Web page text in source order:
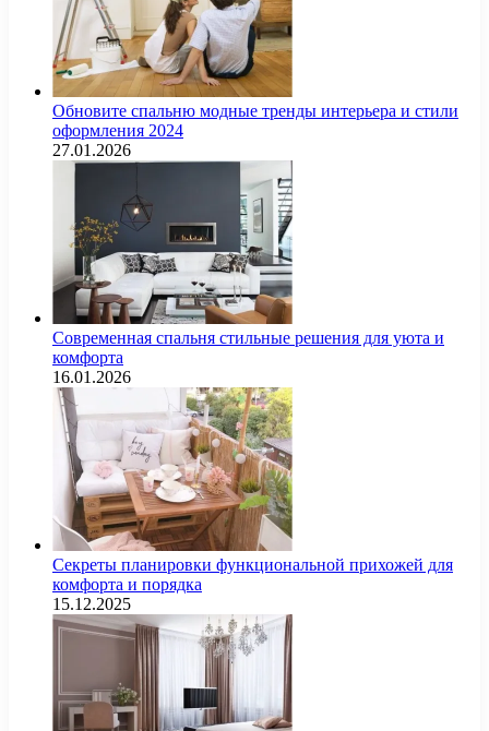
Обновите спальню модные тренды интерьера и стили
оформления 2024
27.01.2026
Современная спальня стильные решения для уюта и
комфорта
16.01.2026
Секреты планировки функциональной прихожей для
комфорта и порядка
15.12.2025